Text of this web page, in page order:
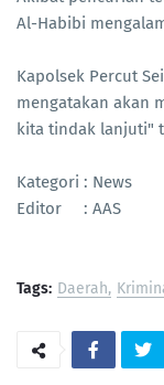
Al-Habibi
Kapolsek Percut
mengatakan akan
kita tindak lanjuti"
Kategori : News
Editor : AAS
Tags: Daerah